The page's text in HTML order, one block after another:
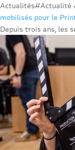
Actualités#Actualité
mobilisés pour le
Depuis trois ans, les